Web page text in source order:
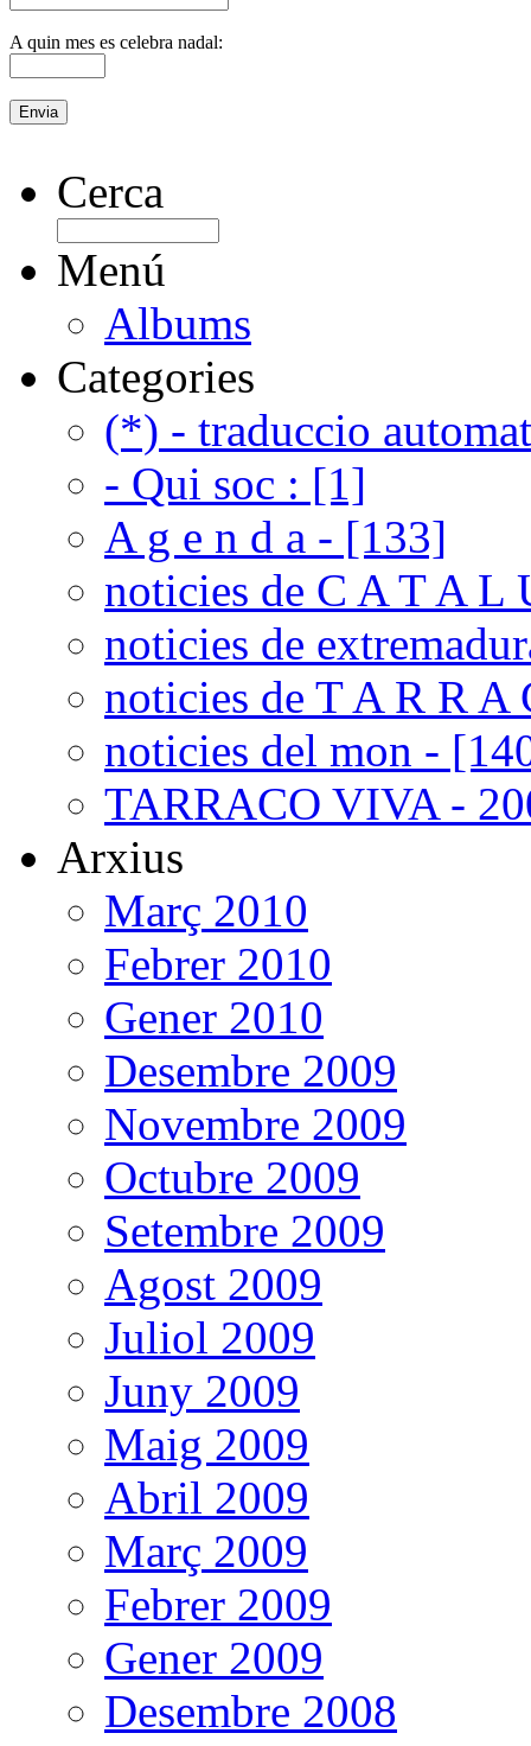
A quin mes es celebra nadal:
Cerca
Menú
Albums
Categories
(*) - traduccio
- Qui soc : [1]
A g e n d a - [133]
noticies de C A T A L
noticies de
noticies de T A R R A
noticies del mon -
TARRACO VIVA -
Arxius
Març 2010
Febrer 2010
Gener 2010
Desembre 2009
Novembre 2009
Octubre 2009
Setembre 2009
Agost 2009
Juliol 2009
Juny 2009
Maig 2009
Abril 2009
Març 2009
Febrer 2009
Gener 2009
Desembre 2008